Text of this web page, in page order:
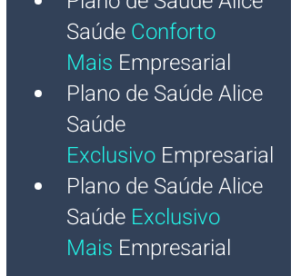
Saúde Conforto
Mais Empresarial
Plano de Saúde Alice
Saúde
Exclusivo Empresarial
Plano de Saúde Alice
Saúde Exclusivo
Mais Empresarial